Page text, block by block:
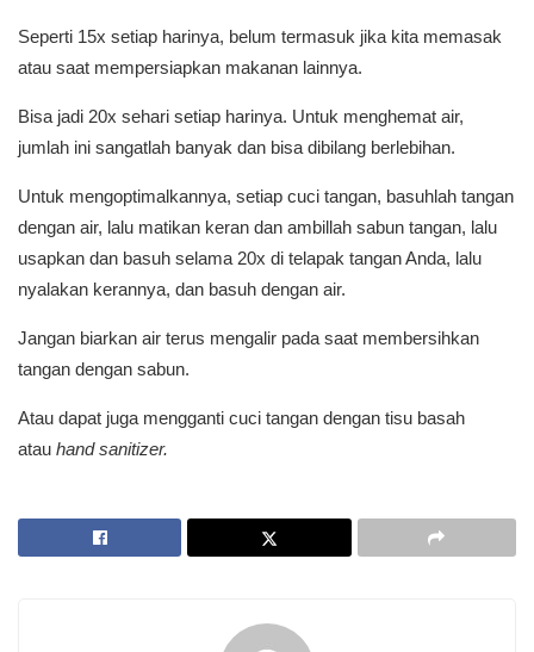
Seperti 15x setiap harinya, belum termasuk jika kita memasak
atau saat mempersiapkan makanan lainnya.
Bisa jadi 20x sehari setiap harinya. Untuk menghemat air,
jumlah ini sangatlah banyak dan bisa dibilang berlebihan.
Untuk mengoptimalkannya, setiap cuci tangan, basuhlah tangan
dengan air, lalu matikan keran dan ambillah sabun tangan, lalu
usapkan dan basuh selama 20x di telapak tangan Anda, lalu
nyalakan kerannya, dan basuh dengan air.
Jangan biarkan air terus mengalir pada saat membersihkan
tangan dengan sabun.
Atau dapat juga mengganti cuci tangan dengan tisu basah
atau hand sanitizer.